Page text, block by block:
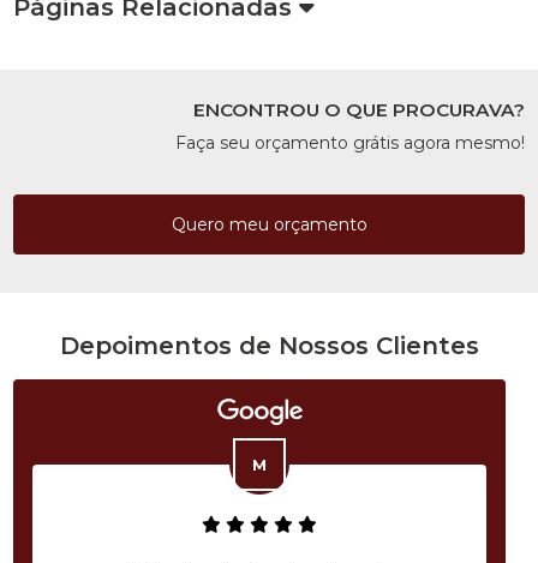
Páginas Relacionadas
ENCONTROU O QUE PROCURAVA?
Faça seu orçamento grátis agora mesmo!
Quero meu orçamento
Depoimentos de Nossos Clientes